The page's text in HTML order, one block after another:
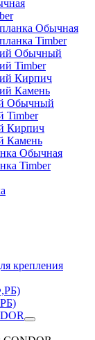
Обычная
Timber
Обычный
Timber
Кирпич
Камень
Обычный
Timber
Кирпич
Камень
Обычная
Timber
крепления